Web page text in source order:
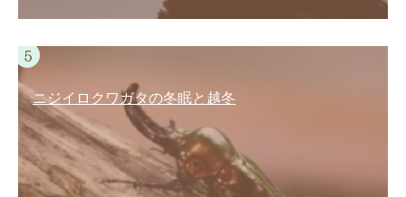
ニジイロクワガタの冬眠と越冬